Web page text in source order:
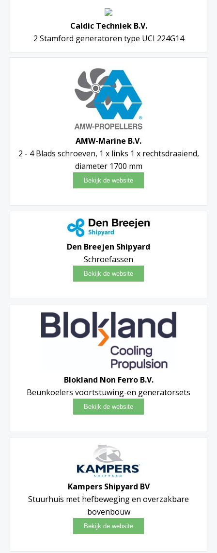
Caldic Techniek B.V.
2 Stamford generatoren type UCI 224G14
AMW-Marine B.V.
2 - 4 Blads schroeven, 1 x links 1 x rechtsdraaiend,
diameter 1700 mm
Den Breejen Shipyard
Schroefassen
Blokland Non Ferro B.V.
Beunkoelers voortstuwing-en generatorsets
Kampers Shipyard BV
Stuurhuis met hefbeweging en overzakbare
bovenbouw